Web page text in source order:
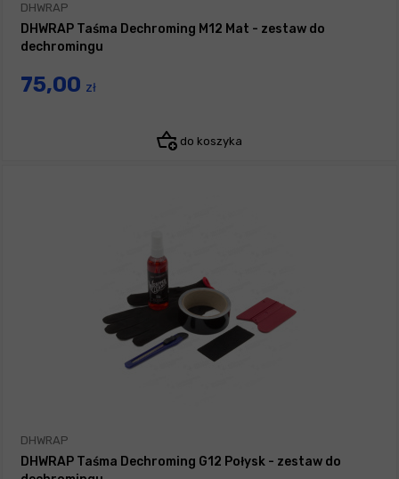
DHWRAP
DHWRAP Taśma Dechroming M12 Mat - zestaw do
dechromingu
75,00 zł
do koszyka
DHWRAP
DHWRAP Taśma Dechroming G12 Połysk - zestaw do